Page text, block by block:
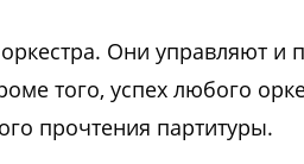
Они управляют
того, успех любого
прочтения партитуры.